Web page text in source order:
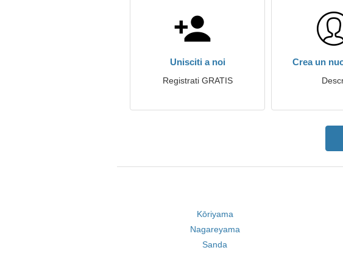
Unisciti a noi
Registrati GRATIS
Crea un
Kōriyama
Nagareyama
Sanda